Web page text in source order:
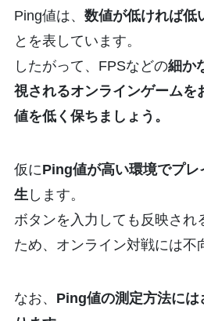
Ping値は、 数値が低ければ低
とを表しています。
したがって、FPSなどの細か
視されるオンラインゲームを
値を低く保ちましょう。
仮にPing値が高い環境でプ
生します。
ボタンを入力しても反映され
ため、オンライン対戦には不
なお、 Ping値の測定方法には